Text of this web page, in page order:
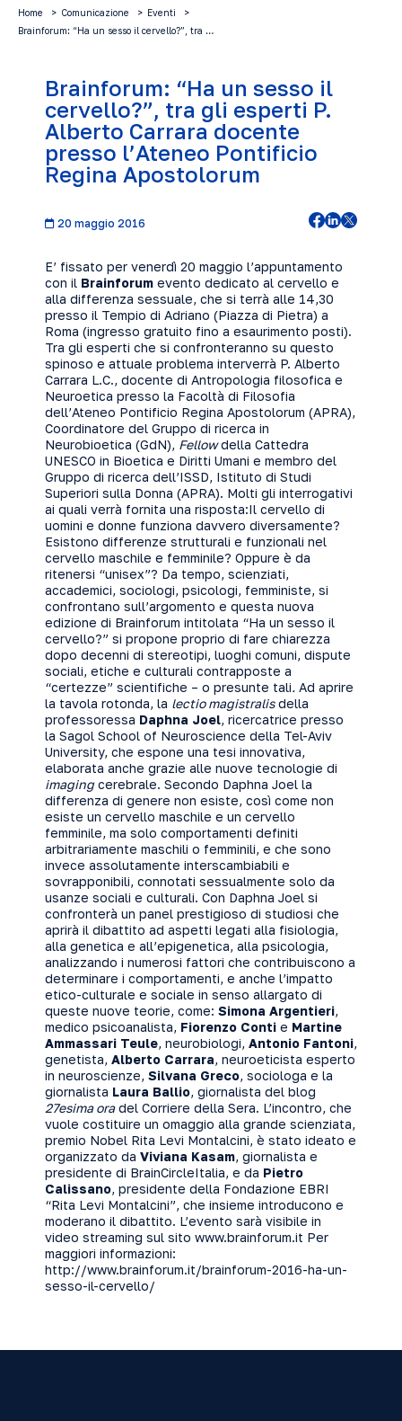
Home Comunicazione
Eventi
Brainforum: “Ha un sesso il cervello?”, tra …
Brainforum: “Ha un sesso il
cervello?”, tra gli esperti P.
Alberto Carrara docente
presso l’Ateneo Pontificio
Regina Apostolorum
20 maggio 2016
E’ fissato per venerdì 20 maggio l’appuntamento
con il Brainforum evento dedicato al cervello e
alla differenza sessuale, che si terrà alle 14,30
presso il Tempio di Adriano (Piazza di Pietra) a
Roma (ingresso gratuito fino a esaurimento posti).
Tra gli esperti che si confronteranno su questo
spinoso e attuale problema interverrà P. Alberto
Carrara L.C., docente di Antropologia filosofica e
Neuroetica presso la Facoltà di Filosofia
dell’Ateneo Pontificio Regina Apostolorum (APRA),
Coordinatore del Gruppo di ricerca in
Neurobioetica (GdN), Fellowdella Cattedra
UNESCO in Bioetica e Diritti Umani e membro del
Gruppo di ricerca dell’ISSD, Istituto di Studi
Superiori sulla Donna (APRA). Molti gli interrogativi
ai quali verrà fornita una risposta:Il cervello di
uomini e donne funziona davvero diversamente?
Esistono differenze strutturali e funzionali nel
cervello maschile e femminile? Oppure è da
ritenersi “unisex”? Da tempo, scienziati,
accademici, sociologi, psicologi, femministe, si
confrontano sull’argomento e questa nuova
edizione di Brainforum intitolata “Ha un sesso il
cervello?” si propone proprio di fare chiarezza
dopo decenni di stereotipi, luoghi comuni, dispute
sociali, etiche e culturali contrapposte a
“certezze” scientifiche – o presunte tali. Ad aprire
la tavola rotonda, la lectio magistralisdella
professoressa Daphna Joel, ricercatrice presso
la Sagol School of Neuroscience della Tel-Aviv
University, che espone una tesi innovativa,
elaborata anche grazie alle nuove tecnologie di
imagingcerebrale. Secondo Daphna Joel la
differenza di genere non esiste, così come non
esiste un cervello maschile e un cervello
femminile, ma solo comportamenti definiti
arbitrariamente maschili o femminili, e che sono
invece assolutamente interscambiabili e
sovrapponibili, connotati sessualmente solo da
usanze sociali e culturali. Con Daphna Joel si
confronterà un panel prestigioso di studiosi che
aprirà il dibattito ad aspetti legati alla fisiologia,
alla genetica e all’epigenetica, alla psicologia,
analizzando i numerosi fattori che contribuiscono a
determinare i comportamenti, e anche l’impatto
etico-culturale e sociale in senso allargato di
queste nuove teorie, come: Simona Argentieri,
medico psicoanalista, Fiorenzo Conti e Martine
Ammassari Teule, neurobiologi, Antonio Fantoni,
genetista, Alberto Carrara, neuroeticista esperto
in neuroscienze, Silvana Greco, sociologa e la
giornalista Laura Ballio, giornalista del blog
27esima oradel Corriere della Sera. L’incontro, che
vuole costituire un omaggio alla grande scienziata,
premio Nobel Rita Levi Montalcini, è stato ideato e
organizzato da Viviana Kasam, giornalista e
presidente di BrainCircleItalia, e da Pietro
Calissano, presidente della Fondazione EBRI
“Rita Levi Montalcini”, che insieme introducono e
moderano il dibattito. L’evento sarà visibile in
video streaming sul sito www.brainforum.it Per
maggiori informazioni:
http://www.brainforum.it/brainforum-2016-ha-un-
sesso-il-cervello/